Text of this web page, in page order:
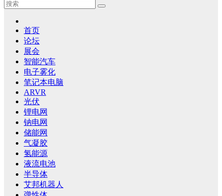
首页
论坛
展会
智能汽车
电子雾化
笔记本电脑
ARVR
光伏
锂电网
钠电网
储能网
气凝胶
氢能源
液流电池
半导体
艾邦机器人